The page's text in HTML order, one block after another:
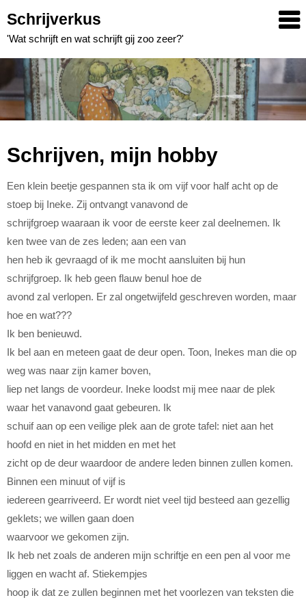
to
content
Schrijverkus
'Wat schrijft en wat schrijft gij zoo zeer?'
Schrijven, mijn hobby
Een klein beetje gespannen sta ik om vijf voor half acht op de
stoep bij Ineke. Zij ontvangt vanavond de
schrijfgroep waaraan ik voor de eerste keer zal deelnemen. Ik
ken twee van de zes leden; aan een van
hen heb ik gevraagd of ik me mocht aansluiten bij hun
schrijfgroep. Ik heb geen flauw benul hoe de
avond zal verlopen. Er zal ongetwijfeld geschreven worden, maar
hoe en wat???
Ik ben benieuwd.
Ik bel aan en meteen gaat de deur open. Toon, Inekes man die op
weg was naar zijn kamer boven,
liep net langs de voordeur. Ineke loodst mij mee naar de plek
waar het vanavond gaat gebeuren. Ik
schuif aan op een veilige plek aan de grote tafel: niet aan het
hoofd en niet in het midden en met het
zicht op de deur waardoor de andere leden binnen zullen komen.
Binnen een minuut of vijf is
iedereen gearriveerd. Er wordt niet veel tijd besteed aan gezellig
geklets; we willen gaan doen
waarvoor we gekomen zijn.
Ik heb net zoals de anderen mijn schriftje en een pen al voor me
liggen en wacht af. Stiekempjes
hoop ik dat ze zullen beginnen met het voorlezen van teksten die